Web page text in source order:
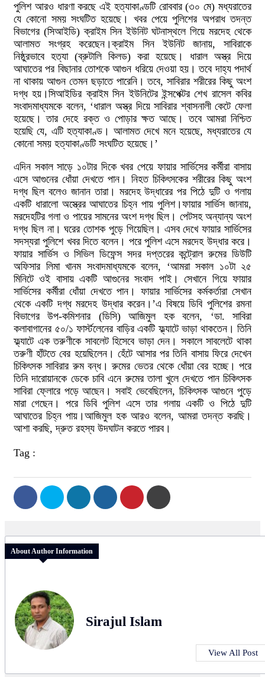
পুলিশ আরও ধারণা করছে এই হত্যাকাণ্ডটি রোববার (৩০ মে) মধ্যরাতের
যে কোনো সময় সংঘটিত হয়েছে। খবর পেয়ে পুলিশের অপরাধ তদন্ত
বিভাগের (সিআইডি) ক্রাইম সিন ইউনিট ঘটনাস্থলে গিয়ে মরদেহ থেকে
আলামত সংগ্রহ করেছেন।ক্রাইম সিন ইউনিট জানায়, সাবিরাকে
নিষ্ঠুরভাবে হত্যা (ব্রুটালি কিলড) করা হয়েছে। ধারাল অস্ত্র দিয়ে
আঘাতের পর বিছানার তোশকে আগুন ধরিয়ে দেওয়া হয়। তবে দাহ্য পদার্থ
না থাকায় আগুন তেমন ছড়াতে পারেনি। তবে, সাবিরার শরীরের কিছু অংশ
দগ্ধ হয়।সিআইডির ক্রাইম সিন ইউনিটের ইন্সপেক্টর শেখ রাসেল কবির
সংবাদমাধ্যমকে বলেন, ‘ধারাল অস্ত্র দিয়ে সাবিরার শ্বাসনালী কেটে ফেলা
হয়েছে। তার দেহে রক্ত ও পোড়ার ক্ষত আছে। তবে আমরা নিশ্চিত
হয়েছি যে, এটি হত্যাকাণ্ড। আলামত দেখে মনে হয়েছে, মধ্যরাতের যে
কোনো সময় হত্যাকাণ্ডটি সংঘটিত হয়েছে।’
এদিন সকাল সাড়ে ১০টার দিকে খবর পেয়ে ফায়ার সার্ভিসের কর্মীরা বাসায়
এসে আগুনের ধোঁয়া দেখতে পান। নিহত চিকিৎসকের শরীরের কিছু অংশ
দগ্ধ ছিল বলেও জানান তারা। মরদেহ উদ্ধারের পর পিঠে দুটি ও গলায়
একটি ধারালো অস্ত্রের আঘাতের চিহ্ন পায় পুলিশ।ফায়ার সার্ভিস জানায়,
মরদেহটির গলা ও পায়ের সামনের অংশ দগ্ধ ছিল। পেটসহ অন্যান্য অংশ
দগ্ধ ছিল না। ঘরের তোশক পুড়ে গিয়েছিল। এসব দেখে ফায়ার সার্ভিসের
সদস্যরা পুলিশে খবর দিতে বলেন। পরে পুলিশ এসে মরদেহ উদ্ধার করে।
ফায়ার সার্ভিস ও সিভিল ডিফেন্স সদর দপ্তরের কন্ট্রোল রুমের ডিউটি
অফিসার লিমা খানম সংবাদমাধ্যমকে বলেন, ‘আমরা সকাল ১০টা ২৫
মিনিটে ওই বাসায় একটি আগুনের সংবাদ পাই। সেখানে গিয়ে ফায়ার
সার্ভিসের কর্মীরা ধোঁয়া দেখতে পান। ফায়ার সার্ভিসের কর্মকর্তারা সেখান
থেকে একটি দগ্ধ মরদেহ উদ্ধার করেন।’এ বিষয়ে ডিবি পুলিশের রমনা
বিভাগের উপ-কমিশনার (ডিসি) আজিমুল হক বলেন, ‘ডা. সাবিরা
কলাবাগানের ৫০/১ ফার্স্টলেনের বাড়ির একটি ফ্ল্যাটে ভাড়া থাকতেন। তিনি
ফ্ল্যাটে এক তরুণীকে সাবলেট হিসেবে ভাড়া দেন। সকালে সাবলেটে থাকা
তরুণী হাঁটতে বের হয়েছিলেন। হেঁটে আসার পর তিনি বাসায় ফিরে দেখেন
চিকিৎসক সাবিরার রুম বন্ধ। রুমের ভেতর থেকে ধোঁয়া বের হচ্ছে। পরে
তিনি দারোয়ানকে ডেকে চাবি এনে রুমের তালা খুলে দেখতে পান চিকিৎসক
সাবিরা ফ্লোরে পড়ে আছেন। সবাই ভেবেছিলেন, চিকিৎসক আগুনে পুড়ে
মারা গেছেন। পরে ডিবি পুলিশ এসে তার গলায় একটি ও পিঠে দুটি
আঘাতের চিহ্ন পায়।আজিমুল হক আরও বলেন, আমরা তদন্ত করছি।
আশা করছি, দ্রুত রহস্য উদঘাটন করতে পারব।
Tag :
About Author Information
Sirajul Islam
View All Post